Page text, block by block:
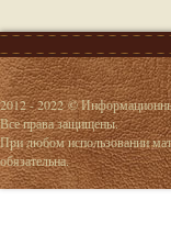
2012 - 2022 ©
Все права защищены.
При любом использовании
обязательна.